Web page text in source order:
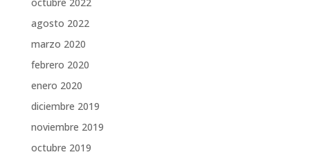
agosto 2022
marzo 2020
febrero 2020
enero 2020
diciembre 2019
noviembre 2019
octubre 2019